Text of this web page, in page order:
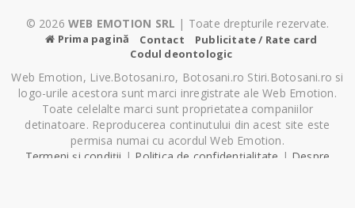
© 2026 WEB EMOTION SRL | Toate drepturile rezervate.
Prima pagină Contact
Publicitate / Rate card
Codul deontologic
Web Emotion, Live.Botosani.ro, Botosani.ro Stiri.Botosani.ro si
logo-urile acestora sunt marci inregistrate ale Web Emotion.
Toate celelalte marci sunt proprietatea companiilor
detinatoare. Reproducerea continutului din acest site este
permisa numai cu acordul Web Emotion.
Termeni și condiții | Politica de confidențialitate | Despre